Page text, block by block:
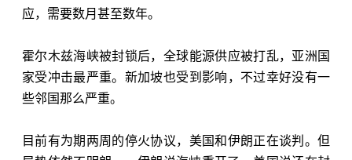
应，需要数月甚至数年。
霍尔木兹海峡被封锁后，全球能源供应被打乱，亚洲国
家受冲击最严重。新加坡也受到影响，不过幸好没有一
些邻国那么严重。
目前有为期两周的停火协议，美国和伊朗正在谈判。但